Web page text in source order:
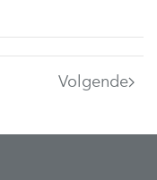
Volgende